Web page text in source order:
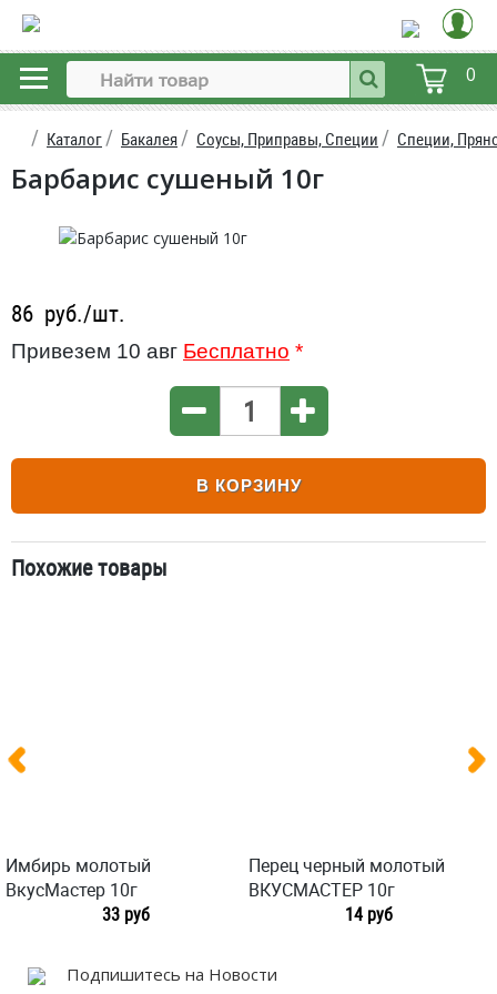
0
Каталог Бакалея Соусы, Приправы, Специи Специи,
Барбарис сушеный 10г
86 руб./шт.
Привезем 10 авг Бесплатно *
В КОРЗИНУ
Похожие товары
Имбирь молотый
ВкусМастер 10г
33 руб
Перец черный молотый
ВКУСМАСТЕР 10г
14 руб
Подпишитесь на Новости